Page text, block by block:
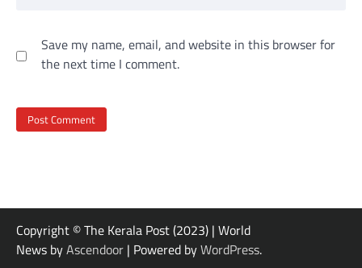
Save my name, email, and website in this browser for
the next time I comment.
Copyright © The Kerala Post (2023) | World
News byAscendoor | Powered byWordPress.